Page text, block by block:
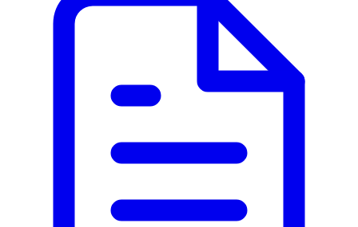
- Vid förkylningssymptom: Tiger Balsam Vit ingnides på
bröst, hals eller rygg efter behov 3-4 gånger dagligen.
- Spänningshuvudvärk: Tiger Balsam Vit ingnides på
tinningarna eller pannan med cirklande rörelser.
ögonen. Tvätta genast händerna efteråt.
planerar att skaffa barn, rådfråga läkare eller
apotekspersonal innan du använder detta läkemedel.